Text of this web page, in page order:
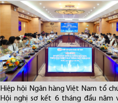
Hiệp hội Ngân hàng Việt Nam tổ
Hội nghị sơ kết 6 tháng đầu năm